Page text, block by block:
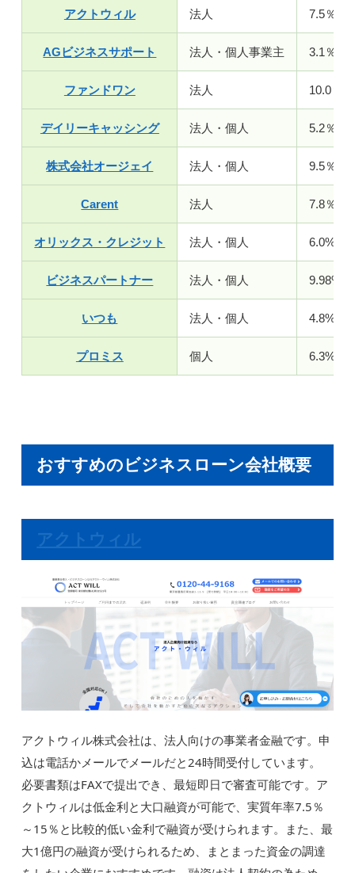
アクトウィル 法人 7.5％～
AGビジネスサポート 法人・個人事業主 3.1％～
ファンドワン 法人 10.0％
デイリーキャッシング 法人・個人 5.2％～
株式会社オージェイ 法人・個人 9.5％～
Carent 法人 7.8％～
オリックス・クレジット 法人・個人 6.0%〜
ビジネスパートナー 法人・個人 9.98%
いつも 法人・個人 4.8%～
プロミス 個人 6.3%～
おすすめのビジネスローン会社概要
アクトウィル
アクトウィル株式会社は、法人向けの事業者金融です。申
込は電話かメールでメールだと24時間受付しています。
必要書類はFAXで提出でき、最短即日で審査可能です。ア
クトウィルは低金利と大口融資が可能で、実質年率7.5％
～15％と比較的低い金利で融資が受けられます。また、最
大1億円の融資が受けられるため、まとまった資金の調達